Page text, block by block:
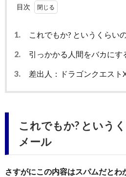
目次
1. これでもか? というくらい
2. 引っかかる人間をバカにす
3. 差出人：ドラゴンクエスト
これでもか? という
メール
さすがにこの内容はスパムだとわ